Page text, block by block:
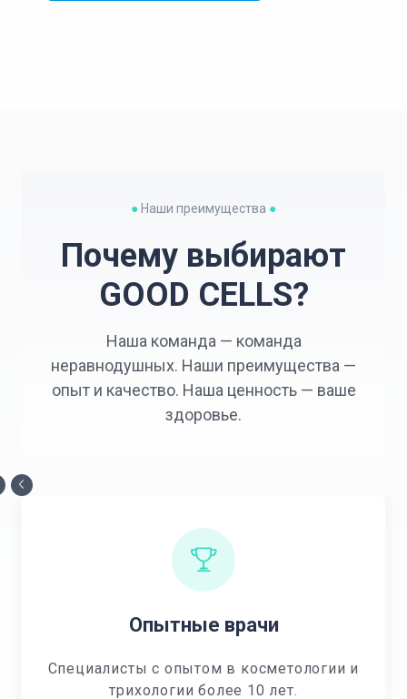
● Наши преимущества ●
Почему выбирают
GOOD CELLS?
Наша команда — команда
неравнодушных. Наши преимущества —
опыт и качество. Наша ценность — ваше
здоровье.
Опытные врачи
Специалисты с опытом в косметологии и
трихологии более 10 лет.